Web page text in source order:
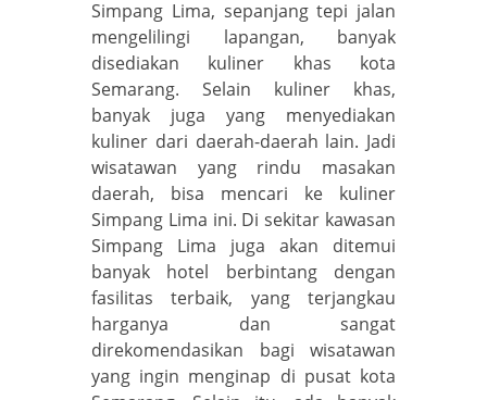
Simpang Lima, sepanjang tepi jalan
mengelilingi lapangan, banyak
disediakan kuliner khas kota
Semarang. Selain kuliner khas,
banyak juga yang menyediakan
kuliner dari daerah-daerah lain. Jadi
wisatawan yang rindu masakan
daerah, bisa mencari ke kuliner
Simpang Lima ini. Di sekitar kawasan
Simpang Lima juga akan ditemui
banyak hotel berbintang dengan
fasilitas terbaik, yang terjangkau
harganya dan sangat
direkomendasikan bagi wisatawan
yang ingin menginap di pusat kota